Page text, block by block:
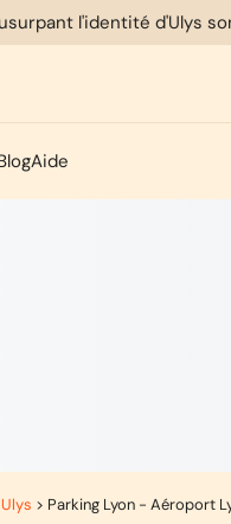
l'identité d'Ulys
Aide
> Parking Lyon - Aéroport